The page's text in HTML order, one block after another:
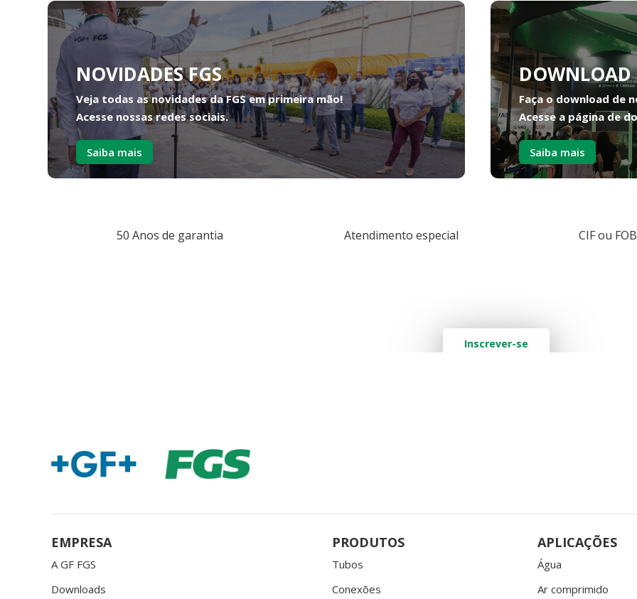
NOVIDADES FGS
Veja todas as novidades da FGS em primeira mão!
Acesse nossas redes sociais.
Saiba mais
DOWNLOAD
Faça o download de
Acesse a página de
Saiba mais
50 Anos de garantia Atendimento especial CIF ou FOB
Inscrever-se
EMPRESA
A GF FGS
Downloads
PRODUTOS
Tubos
Conexões
APLICAÇÕES
Água
Ar comprimido